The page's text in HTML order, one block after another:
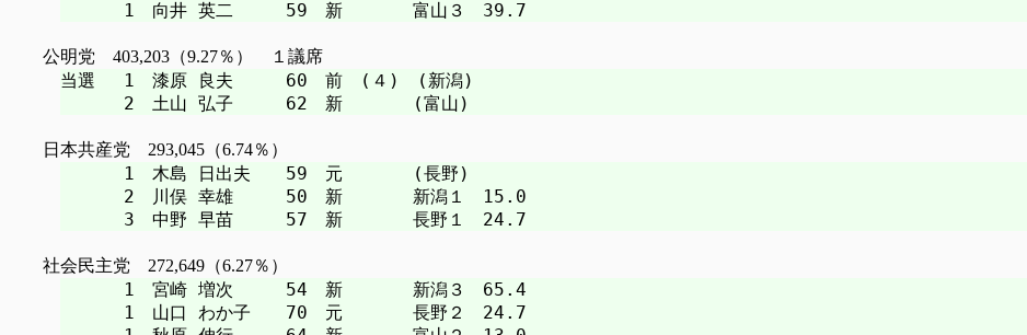
公明党 403,203（9.27％） １議席
当選　 1　漆原 良夫　　　60　前　(４)　(新潟)
日本共産党 293,045（6.74％）
1　木島 日出夫　　59　元　　　　(長野)
2　川俣 幸雄　　　50　新　　　　新潟１　15.0
社会民主党 272,649（6.27％）
1　宮崎 増次　　　54　新　　　　新潟３　65.4
1　山口 わか子　　70　元　　　　長野２　24.7